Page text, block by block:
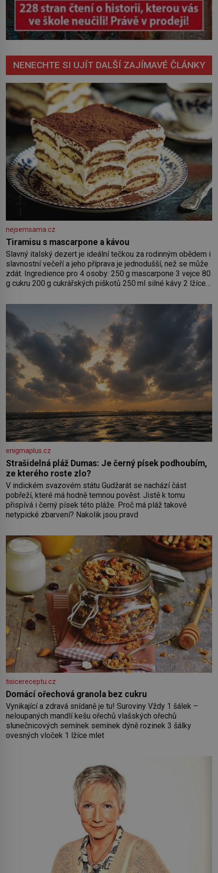
NENECHTE SI UJÍT DALŠÍ ZAJÍMAVÉ ČLÁNKY
nejsemsama.cz
Tiramisu s mascarpone a kávou
Slavný italský dezert je ideální tečkou za rodinným obědem i
slavnostní večeří a jeho příprava je jednodušší, než se může
zdát. Ingredience pro 4 osoby: 250 g mascarpone 3 vejce 80
g cukru 200 g cukrářských piškotů 250 ml silné kávy 2 lžíce
bílků. Žloutky vyšlehejte s cukrem do světlé pěny a postupně
do nich vmíchejte mascarpone, aby vznikl hladký
enigmaplus.cz
Strašidelná pláž Dumas: Je černý písek podhoubím,
ze kterého roste zlo?
V indickém svazovém státu Gudžarát se nachází část
pobřeží, které má hodně temnou pověst. Jistě k tomu
přispívá i černý písek této pláže. Proč má pláž takové
netypické zbarvení? Nakolik jsou pravd
tisicereceptu.cz
Domácí ořechová granola bez cukru
Vynikající a zdravá snídaně je tu! Suroviny Vždy 1 šálek –
neloupaných mandlí kešu ořechů vlašských ořechů
slunečnicových semínek semínek dýně rozinek 3 šálky
ovesných vloček 1 lžíce mlet